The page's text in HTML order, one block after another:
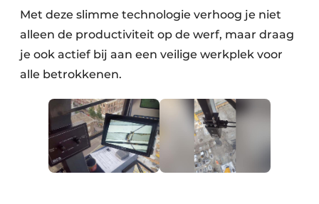
Met deze slimme technologie verhoog je niet
alleen de productiviteit op de werf, maar draag
je ook actief bij aan een veilige werkplek voor
alle betrokkenen.